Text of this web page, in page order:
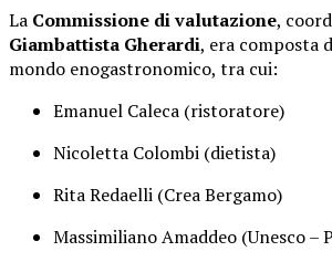
La Commissione di valutazione,
Giambattista Gherardi, era composta
mondo enogastronomico, tra cui:
Emanuel Caleca (ristoratore)
Nicoletta Colombi (dietista)
Rita Redaelli (Crea Bergamo)
Massimiliano Amaddeo (Unesco –